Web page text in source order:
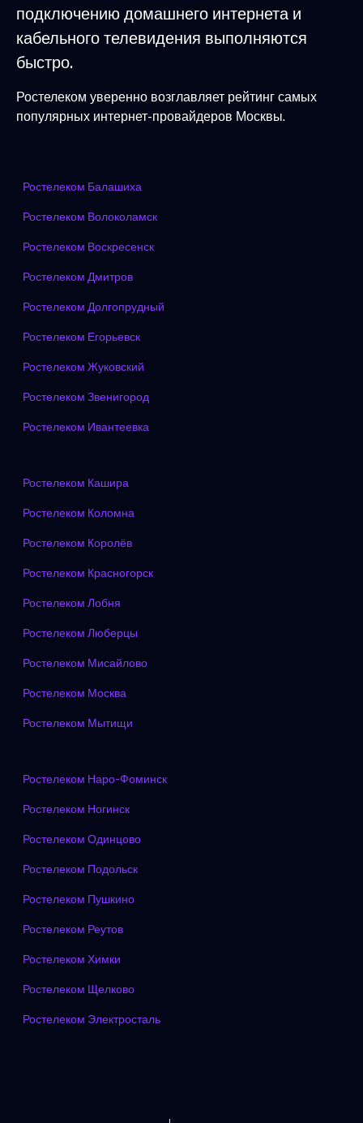
подключению домашнего интернета и
кабельного телевидения выполняются
быстро.
Ростелеком уверенно возглавляет рейтинг самых
популярных интернет-провайдеров Москвы.
Ростелеком Балашиха
Ростелеком Волоколамск
Ростелеком Воскресенск
Ростелеком Дмитров
Ростелеком Долгопрудный
Ростелеком Егорьевск
Ростелеком Жуковский
Ростелеком Звенигород
Ростелеком Ивантеевка
Ростелеком Кашира
Ростелеком Коломна
Ростелеком Королёв
Ростелеком Красногорск
Ростелеком Лобня
Ростелеком Люберцы
Ростелеком Мисайлово
Ростелеком Москва
Ростелеком Мытищи
Ростелеком Наро-Фоминск
Ростелеком Ногинск
Ростелеком Одинцово
Ростелеком Подольск
Ростелеком Пушкино
Ростелеком Реутов
Ростелеком Химки
Ростелеком Щелково
Ростелеком Электросталь